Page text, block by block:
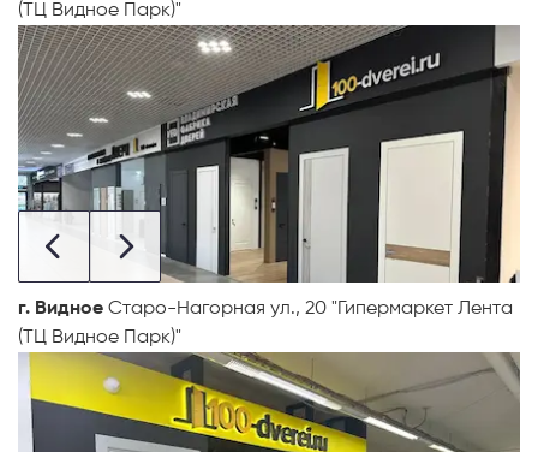
(ТЦ Видное Парк)"
г. Видное Старо-Нагорная ул., 20 "Гипермаркет Лента
(ТЦ Видное Парк)"